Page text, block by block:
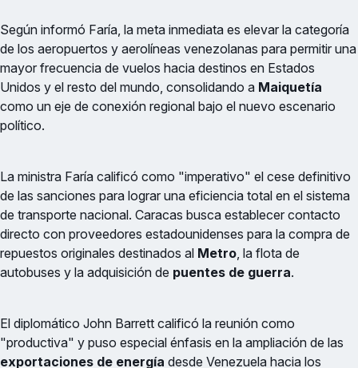
Según informó Faría, la meta inmediata es elevar la categoría
de los aeropuertos y aerolíneas venezolanas para permitir una
mayor frecuencia de vuelos hacia destinos en Estados
Unidos y el resto del mundo, consolidando a Maiquetía
como un eje de conexión regional bajo el nuevo escenario
político.
La ministra Faría calificó como "imperativo" el cese definitivo
de las sanciones para lograr una eficiencia total en el sistema
de transporte nacional. Caracas busca establecer contacto
directo con proveedores estadounidenses para la compra de
repuestos originales destinados al Metro, la flota de
autobuses y la adquisición de puentes de guerra.
El diplomático John Barrett calificó la reunión como
"productiva" y puso especial énfasis en la ampliación de las
exportaciones de energía desde Venezuela hacia los